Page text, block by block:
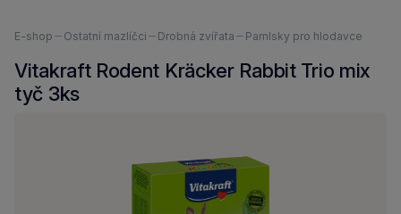
Nacházíte
zde:
E-shop Ostatní mazlíčci Drobná zvířata Pamlsky pro hlodavce
Vitakraft Rodent Kräcker Rabbit Trio mix
tyč 3ks